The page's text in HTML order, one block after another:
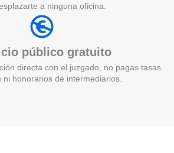
a ninguna oficina.
público gratuito
directa con el juzgado, no pagas tasas
ni honorarios de intermediarios.